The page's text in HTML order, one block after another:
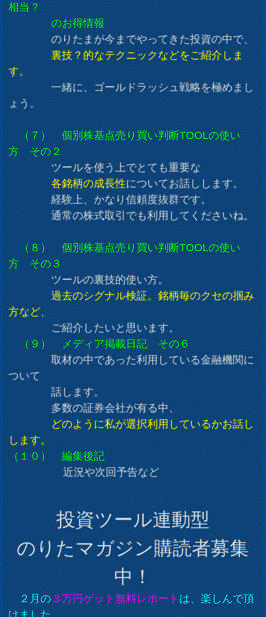
相当？
のお得情報
のりたまが今までやってきた投資の中で、
裏技？的なテクニックなどをご紹介しま
す。
一緒に、ゴールドラッシュ戦略を極めまし
ょう。
（７） 個別株基点売り買い判断TOOLの使い
方 その２
ツールを使う上でとても重要な
各銘柄の成長性についてお話しします。
経験上、かなり信頼度抜群です。
通常の株式取引でも利用してくださいね。
（８） 個別株基点売り買い判断TOOLの使い
方 その３
ツールの裏技的使い方。
過去のシグナル検証。銘柄毎のクセの掴み
方など、
ご紹介したいと思います。
（９） メディア掲載日記 その６
取材の中であった利用している金融機関に
ついて
話します。
多数の証券会社が有る中、
どのように私が選択利用しているかお話し
します。
（１０） 編集後記
近況や次回予告など
投資ツール連動型
のりたマガジン購読者募集
中！
２月の３万円ゲット無料レポートは、楽しんで頂
けました。